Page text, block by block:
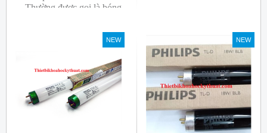
Thường được gọi là bóng
Bóng có độ hoàn màu
cao(Ra80) cùng quang
NEW NEW